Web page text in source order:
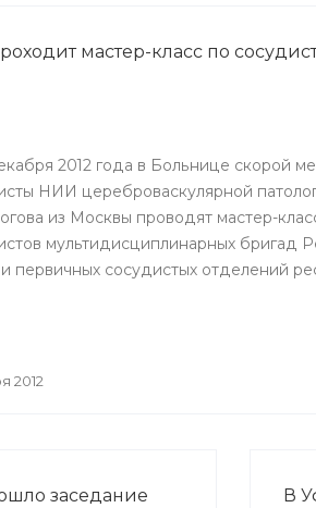
мастер-класс по
2012 года в Больнице
НИИ цереброваскулярной
из Москвы проводят мастер-
мультидисциплинарных бригад
первичных сосудистых отделений
2012
заседание
В